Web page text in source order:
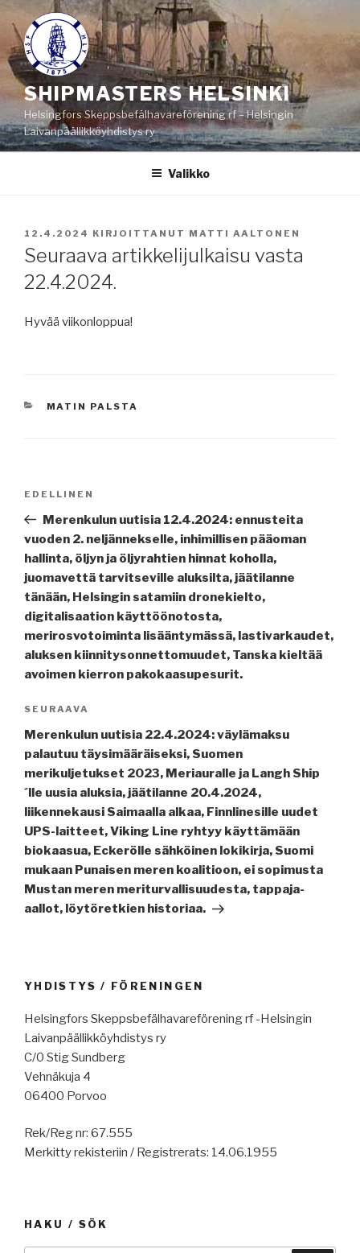
Siirry
sisältöön
SHIPMASTERS HELSINKI
Helsingfors Skeppsbefälhavareförening rf – Helsingin
Laivanpäällikköyhdistys ry
Valikko
JULKAISTU
12.4.2024 KIRJOITTANUT MATTI AALTONEN
Seuraava artikkelijulkaisu vasta
22.4.2024.
Hyvää viikonloppua!
KATEGORIAT
MATIN PALSTA
Edellinen
artikkeli
EDELLINEN
Merenkulun uutisia 12.4.2024: ennusteita
vuoden 2. neljännekselle, inhimillisen pääoman
hallinta, öljyn ja öljyrahtien hinnat koholla,
juomavettä tarvitseville aluksilta, jäätilanne
tänään, Helsingin satamiin dronekielto,
digitalisaation käyttöönotosta,
merirosvotoiminta lisääntymässä, lastivarkaudet,
aluksen kiinnitysonnettomuudet, Tanska kieltää
avoimen kierron pakokaasupesurit.
Seuraava
artikkeli
SEURAAVA
Merenkulun uutisia 22.4.2024: väylämaksu
palautuu täysimääräiseksi, Suomen
merikuljetukset 2023, Meriauralle ja Langh Ship
´lle uusia aluksia, jäätilanne 20.4.2024,
liikennekausi Saimaalla alkaa, Finnlinesille uudet
UPS-laitteet, Viking Line ryhtyy käyttämään
biokaasua, Eckerölle sähköinen lokikirja, Suomi
mukaan Punaisen meren koalitioon, ei sopimusta
Mustan meren meriturvallisuudesta, tappaja-
aallot, löytöretkien historiaa.
YHDISTYS / FÖRENINGEN
Helsingfors Skeppsbefälhavareförening rf -Helsingin
Laivanpäällikköyhdistys ry
C/0 Stig Sundberg
Vehnäkuja 4
06400 Porvoo
Rek/Reg nr: 67.555
Merkitty rekisteriin / Registrerats: 14.06.1955
HAKU / SÖK